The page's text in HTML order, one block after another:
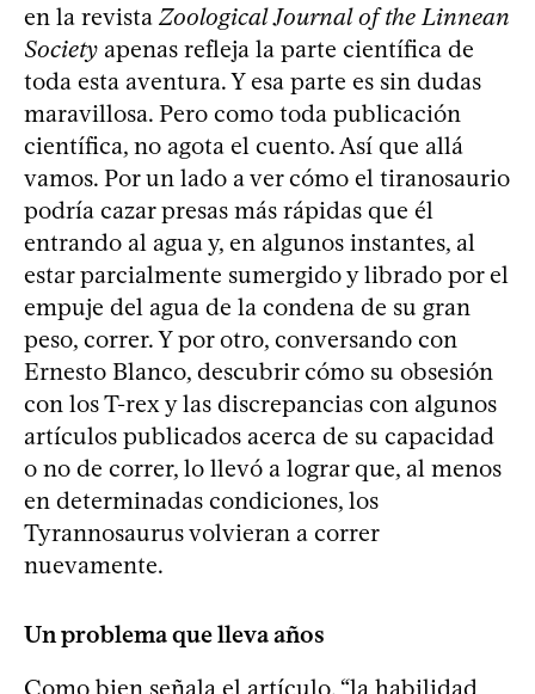
en la revista Zoological Journal of the Linnean
Society apenas refleja la parte científica de
toda esta aventura. Y esa parte es sin dudas
maravillosa. Pero como toda publicación
científica, no agota el cuento. Así que allá
vamos. Por un lado a ver cómo el tiranosaurio
podría cazar presas más rápidas que él
entrando al agua y, en algunos instantes, al
estar parcialmente sumergido y librado por el
empuje del agua de la condena de su gran
peso, correr. Y por otro, conversando con
Ernesto Blanco, descubrir cómo su obsesión
con los T-rex y las discrepancias con algunos
artículos publicados acerca de su capacidad
o no de correr, lo llevó a lograr que, al menos
en determinadas condiciones, los
Tyrannosaurus volvieran a correr
nuevamente.
Un problema que lleva años
Como bien señala el artículo, “la habilidad